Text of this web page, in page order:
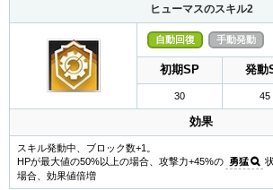
ヒューマスのスキル2
自動回復 手動発動
初期SP 発動
30 45
効果
スキル発動中、ブロック数+1。
HPが最大値の50%以上の場合、攻撃力+45%の 勇猛
場合、効果値倍増